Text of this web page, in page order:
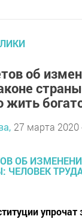
об
жить
27 марта 2020